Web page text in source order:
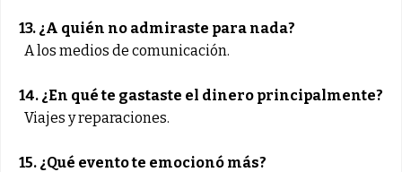
13. ¿A quién no admiraste para nada?
A los medios de comunicación.
14. ¿En qué te gastaste el dinero principalmente?
Viajes y reparaciones.
15. ¿Qué evento te emocionó más?